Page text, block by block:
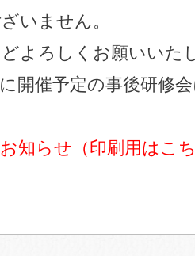
いません。
よろしくお願いいた
に開催予定の事後研修
らせ（印刷用はこ